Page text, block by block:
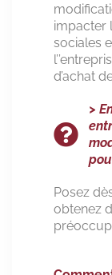
impacter
sociales
d’achat
>
Posez
obtenez